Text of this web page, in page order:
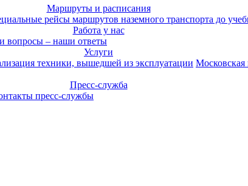
Маршруты и расписания
рейсы маршрутов наземного транспорта до
Работа у нас
вопросы – наши ответы
Услуги
техники, вышедшей из эксплуатации Московская
Пресс-служба
пресс-службы